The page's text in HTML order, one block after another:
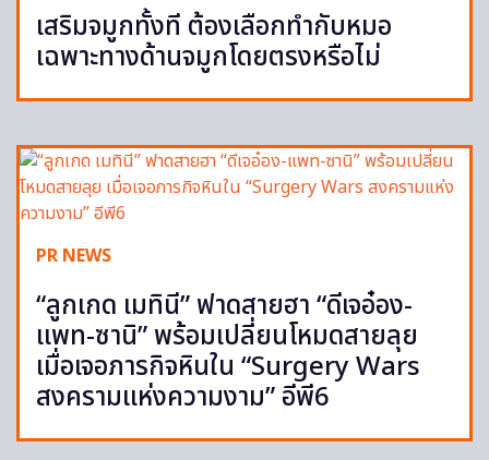
เสริมจมูกทั้งที ต้องเลือกทำกับหมอ
เฉพาะทางด้านจมูกโดยตรงหรือไม่
PR NEWS
“ลูกเกด เมทินี” ฟาดสายฮา “ดีเจอ๋อง-
แพท-ซานิ” พร้อมเปลี่ยนโหมดสายลุย
เมื่อเจอภารกิจหินใน “Surgery Wars
สงครามแห่งความงาม” อีพี6